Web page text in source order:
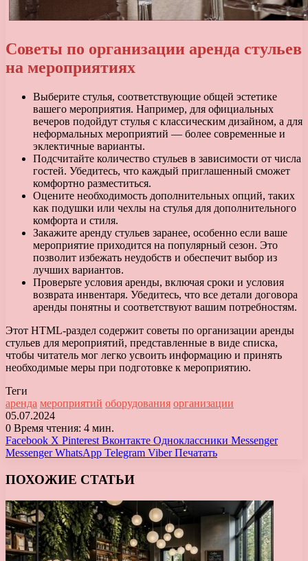
Советы по организации аренда стульев
на мероприятиях
Выберите стулья, соответствующие общей эстетике
вашего мероприятия. Например, для официальных
вечеров подойдут стулья с классическим дизайном, а для
неформальных мероприятий — более современные и
эклектичные варианты.
Подсчитайте количество стульев в зависимости от числа
гостей. Убедитесь, что каждый приглашенный сможет
комфортно разместиться.
Оцените необходимость дополнительных опций, таких
как подушки или чехлы на стулья для дополнительного
комфорта и стиля.
Закажите аренду стульев заранее, особенно если ваше
мероприятие приходится на популярный сезон. Это
позволит избежать неудобств и обеспечит выбор из
лучших вариантов.
Проверьте условия аренды, включая сроки и условия
возврата инвентаря. Убедитесь, что все детали договора
аренды понятны и соответствуют вашим потребностям.
Этот HTML-раздел содержит советы по организации аренды
стульев для мероприятий, представленные в виде списка,
чтобы читатель мог легко усвоить информацию и принять
необходимые меры при подготовке к мероприятию.
Теги
аренда мероприятий оборудования организации
05.07.2024
0 Время чтения: 4 мин.
Facebook X Pinterest Вконтакте Одноклассники Messenger
Messenger WhatsApp Telegram Viber Печатать
ПОХОЖИЕ СТАТЬИ